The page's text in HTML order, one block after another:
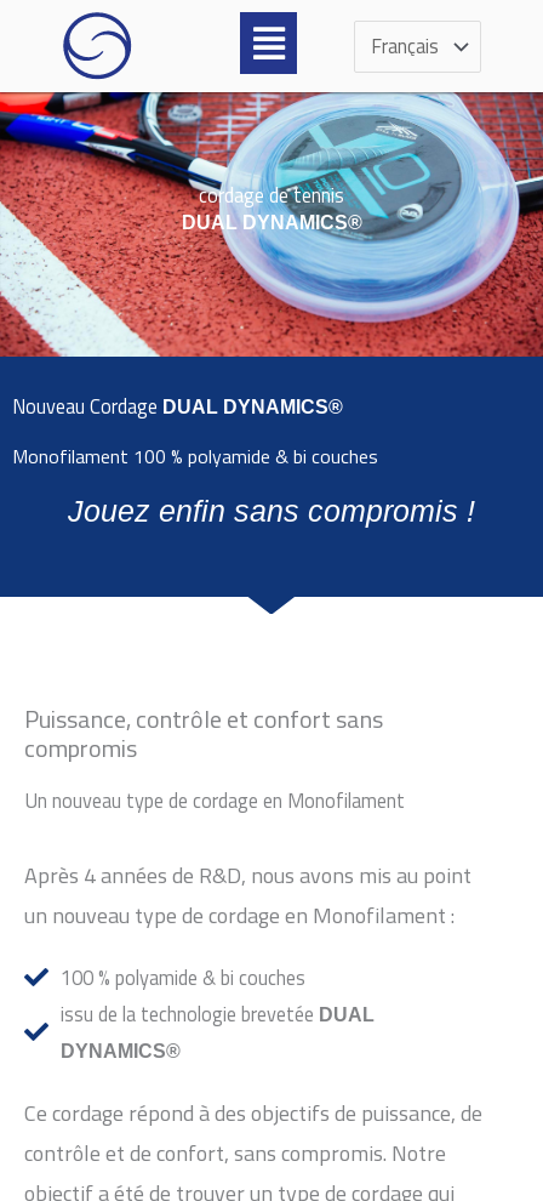
contenu
Menu
Choisir
une
langue
cordage de tennis
DUAL DYNAMICS®
Nouveau Cordage DUAL DYNAMICS®
Monofilament 100 % polyamide & bi couches
Jouez enfin sans compromis !
Puissance, contrôle et confort sans
compromis
Un nouveau type de cordage en Monofilament
Après 4 années de R&D, nous avons mis au point
un nouveau type de cordage en Monofilament :
100 % polyamide & bi couches
issu de la technologie brevetée DUAL
DYNAMICS®
Ce cordage répond à des objectifs de puissance, de
contrôle et de confort, sans compromis. Notre
objectif a été de trouver un type de cordage qui